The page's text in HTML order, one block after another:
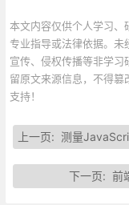
本文内容仅供个人学习、
专业指导或法律依据。未
宣传、侵权传播等非学
留原文来源信息，不得
支持！
上一页: 测量
下一页: 前